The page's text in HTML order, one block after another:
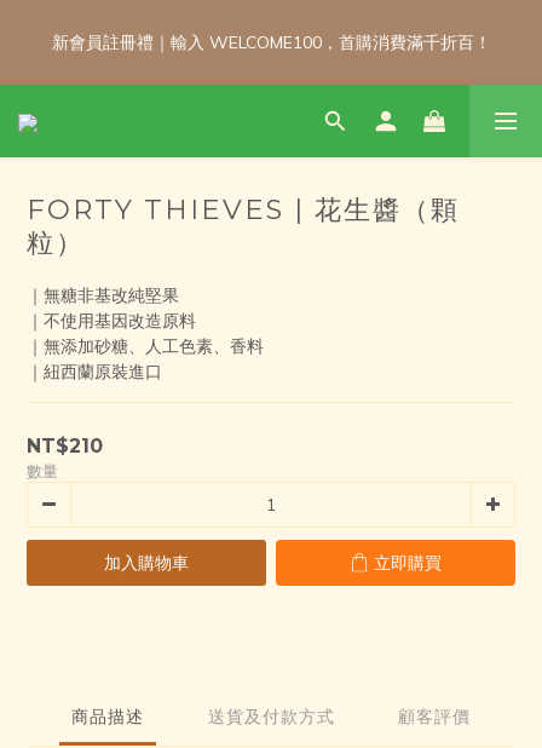
新會員註冊禮｜輸入 WELCOME100，首購消費滿千折百！
新會員註冊禮｜輸入 WELCOME100，首購消費滿千折百！
\ 免運門檻調整公告 / 6月1日起，常溫商品消費滿2,000免運！低溫
新會員註冊禮｜輸入 WELCOME100，首購消費滿千折百！
FORTY THIEVES | 花生醬（顆
粒）
｜無糖非基改純堅果
｜不使用基因改造原料
｜無添加砂糖、人工色素、香料
｜紐西蘭原裝進口
NT$210
數量
加入購物車 立即購買
商品描述 送貨及付款方式 顧客評價